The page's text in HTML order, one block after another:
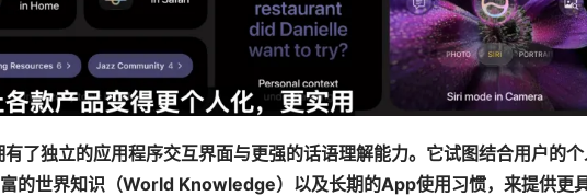
有了独立的应用程序交互界面与更强的话语理解能力。它试图结合用户的
的世界知识（World Knowledge）以及长期的App使用习惯，来提供更